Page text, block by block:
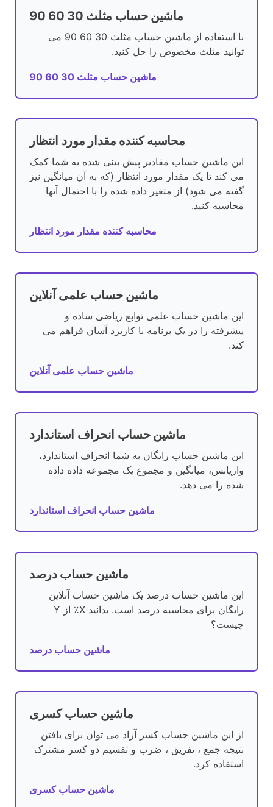
ماشین حساب مثلث 30 60 90
با استفاده از ماشین حساب مثلث 30 60 90 می
توانید مثلث مخصوص را حل کنید.
ماشین حساب مثلث 30 60 90
محاسبه کننده مقدار مورد انتظار
این ماشین حساب مقادیر پیش بینی شده به شما کمک
می کند تا یک مقدار مورد انتظار (که به آن میانگین نیز
گفته می شود) از متغیر داده شده را با احتمال آنها
محاسبه کنید.
محاسبه کننده مقدار مورد انتظار
ماشین حساب علمی آنلاین
این ماشین حساب علمی توابع ریاضی ساده و
پیشرفته را در یک برنامه با کاربرد آسان فراهم می
کند.
ماشین حساب علمی آنلاین
ماشین حساب انحراف استاندارد
این ماشین حساب رایگان به شما انحراف استاندارد،
واریانس، میانگین و مجموع یک مجموعه داده داده
شده را می دهد.
ماشین حساب انحراف استاندارد
ماشین حساب درصد
این ماشین حساب درصد یک ماشین حساب آنلاین
رایگان برای محاسبه درصد است. بدانید X٪ از Y
چیست؟
ماشین حساب درصد
ماشین حساب کسری
از این ماشین حساب کسر آزاد می توان برای یافتن
نتیجه جمع ، تفریق ، ضرب و تقسیم دو کسر مشترک
استفاده کرد.
ماشین حساب کسری